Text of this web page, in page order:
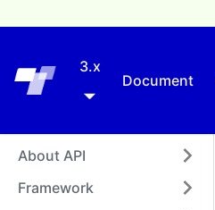
3.x
Document
About API
Framework